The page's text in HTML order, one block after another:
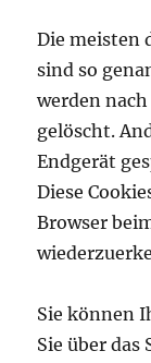
Die meisten
sind so
werden
gelöscht.
Endgerät
Diese
Browser
Sie können
Sie über